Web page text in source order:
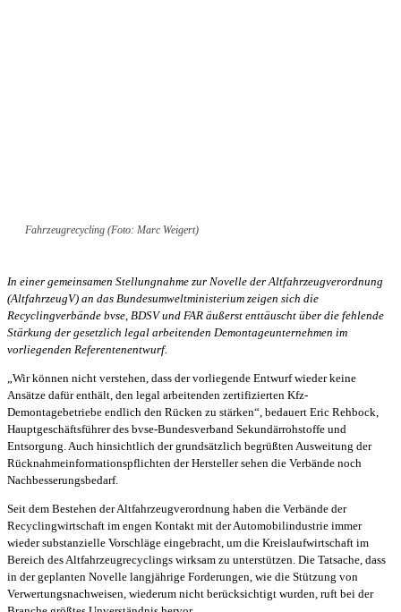
Fahrzeugrecycling (Foto: Marc Weigert)
In einer gemeinsamen Stellungnahme zur Novelle der Altfahrzeugverordnung
(AltfahrzeugV) an das Bundesumweltministerium zeigen sich die
Recyclingverbände bvse, BDSV und FAR äußerst enttäuscht über die fehlende
Stärkung der gesetzlich legal arbeitenden Demontageunternehmen im
vorliegenden Referentenentwurf.
„Wir können nicht verstehen, dass der vorliegende Entwurf wieder keine
Ansätze dafür enthält, den legal arbeitenden zertifizierten Kfz-
Demontagebetriebe endlich den Rücken zu stärken“, bedauert Eric Rehbock,
Hauptgeschäftsführer des bvse-Bundesverband Sekundärrohstoffe und
Entsorgung. Auch hinsichtlich der grundsätzlich begrüßten Ausweitung der
Rücknahmeinformationspflichten der Hersteller sehen die Verbände noch
Nachbesserungsbedarf.
Seit dem Bestehen der Altfahrzeugverordnung haben die Verbände der
Recyclingwirtschaft im engen Kontakt mit der Automobilindustrie immer
wieder substanzielle Vorschläge eingebracht, um die Kreislaufwirtschaft im
Bereich des Altfahrzeugrecyclings wirksam zu unterstützen. Die Tatsache, dass
in der geplanten Novelle langjährige Forderungen, wie die Stützung von
Verwertungsnachweisen, wiederum nicht berücksichtigt wurden, ruft bei der